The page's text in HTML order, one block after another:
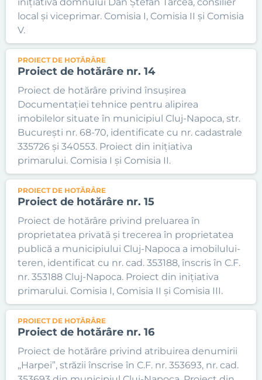
local și viceprimar. Comisia I, Comisia II și Comisia
V.
PROIECT DE HOTĂRÂRE
Proiect de hotărâre nr. 14
Proiect de hotărâre privind însușirea
Documentației tehnice pentru alipirea
imobilelor situate în municipiul Cluj-Napoca, str.
București nr. 68-70, identificate cu nr. cadastrale
335726 și 340553. Proiect din inițiativa
primarului. Comisia I și Comisia II.
PROIECT DE HOTĂRÂRE
Proiect de hotărâre nr. 15
Proiect de hotărâre privind preluarea în
proprietatea privată și trecerea în proprietatea
publică a municipiului Cluj-Napoca a imobilului-
teren, identificat cu nr. cad. 353188, înscris în C.F.
nr. 353188 Cluj-Napoca. Proiect din inițiativa
primarului. Comisia I, Comisia II și Comisia III.
PROIECT DE HOTĂRÂRE
Proiect de hotărâre nr. 16
Proiect de hotărâre privind atribuirea denumirii
„Harpei”, străzii înscrise în C.F. nr. 353693, nr. cad.